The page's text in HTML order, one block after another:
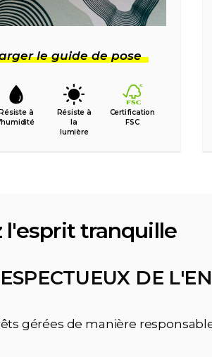
le guide de pose
à
Résiste à
la
lumière
Certification
FSC
l'esprit tranquille
DE
gérées de manière